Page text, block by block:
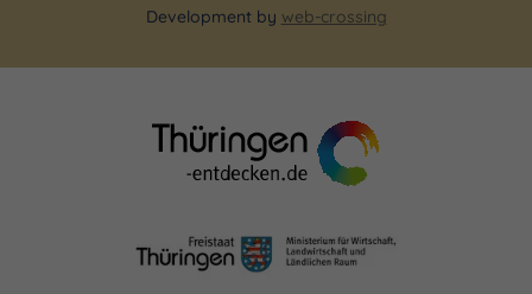
Development by web-crossing